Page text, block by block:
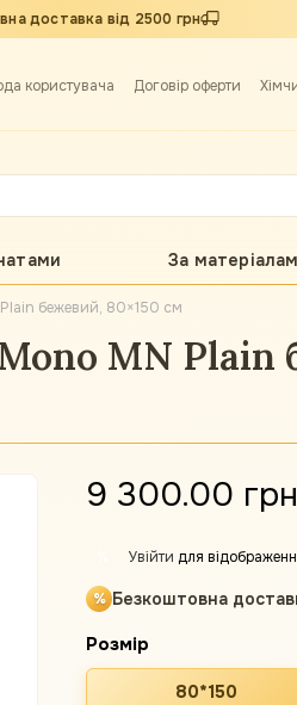
доставка від 2500 грн
користувача Договір оферти
За
бежевий, 80×150 см
MN Plain
9 300.00 грн
Увійти для
Безкоштовна
Розмір
80*150